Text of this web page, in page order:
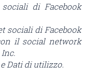
di Facebook
sociali di Facebook
il social network
Dati di utilizzo.